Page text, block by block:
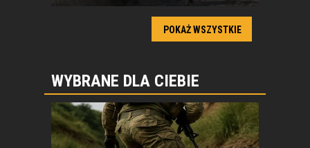
POKAŻ WSZYSTKIE
WYBRANE DLA CIEBIE